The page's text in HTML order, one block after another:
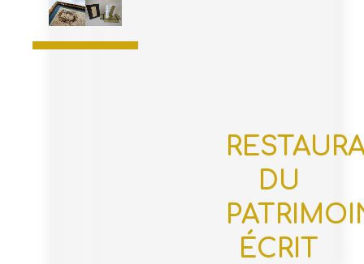
DU
ÉCRIT